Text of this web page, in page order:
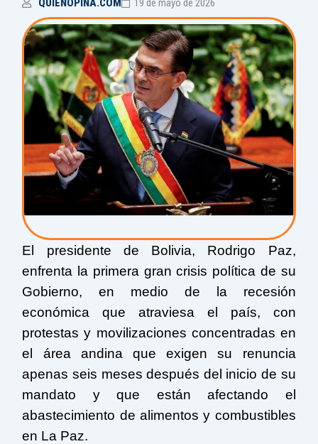
El presidente de Bolivia, Rodrigo Paz,
enfrenta la primera gran crisis política de su
Gobierno, en medio de la recesión
económica que atraviesa el país, con
protestas y movilizaciones concentradas en
el área andina que exigen su renuncia
apenas seis meses después del inicio de su
mandato y que están afectando el
abastecimiento de alimentos y combustibles
en La Paz.